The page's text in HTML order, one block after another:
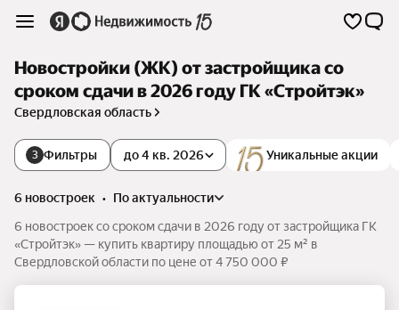
Новостройки (ЖК) от застройщика со
сроком сдачи в 2026 году ГК «Стройтэк»
Свердловская область
3 Фильтры Уникальные акции
до 4 кв. 2026
6 новостроек •
по актуальности
6 новостроек со сроком сдачи в 2026 году от застройщика ГК
«Стройтэк» — купить квартиру площадью от 25 м² в
Свердловской области по цене от 4 750 000 ₽